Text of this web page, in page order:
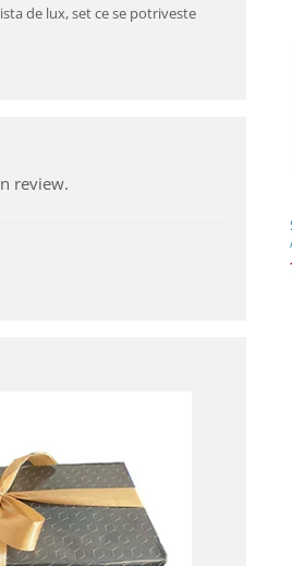
de lux, set ce se potriveste
review.